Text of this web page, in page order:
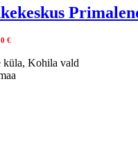
€
küla, Kohila vald